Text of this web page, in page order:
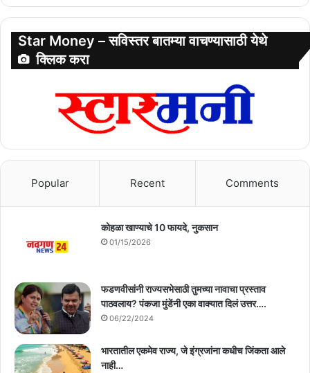
Star Money – सविस्तर बातम्या वाचण्यासाठी येथे
क्लिक करा
Popular Recent Comments
कोहळा खाण्याचे 10 फायदे, नुकसान
01/15/2026
फडणवीसांनी राज्यसभेसाठी तुमच्या नावाचा प्रस्ताव
पाठवलाय? पंकजा मुंडेंनी एका वाक्यात दिलं उत्तर….
06/22/2024
भारतातील एकमेव राज्य, जे इंग्रजांना कधीच जिंकता आले
नाही…